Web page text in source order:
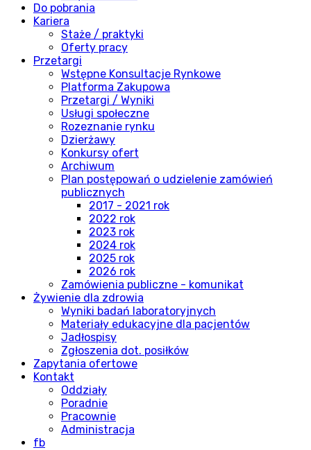
Do pobrania
Kariera
Staże / praktyki
Oferty pracy
Przetargi
Wstępne Konsultacje Rynkowe
Platforma Zakupowa
Przetargi / Wyniki
Usługi społeczne
Rozeznanie rynku
Dzierżawy
Konkursy ofert
Archiwum
Plan postępowań o udzielenie zamówień
publicznych
2017 - 2021 rok
2022 rok
2023 rok
2024 rok
2025 rok
2026 rok
Zamówienia publiczne - komunikat
Żywienie dla zdrowia
Wyniki badań laboratoryjnych
Materiały edukacyjne dla pacjentów
Jadłospisy
Zgłoszenia dot. posiłków
Zapytania ofertowe
Kontakt
Oddziały
Poradnie
Pracownie
Administracja
fb